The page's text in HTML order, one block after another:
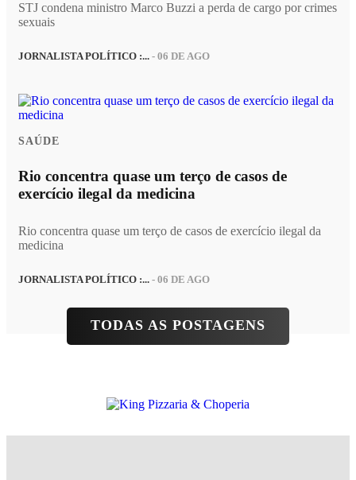
STJ condena ministro Marco Buzzi a perda de cargo por crimes
sexuais
JORNALISTA POLÍTICO :... - 06 DE AGO
SAÚDE
Rio concentra quase um terço de casos de
exercício ilegal da medicina
Rio concentra quase um terço de casos de exercício ilegal da
medicina
JORNALISTA POLÍTICO :... - 06 DE AGO
TODAS AS POSTAGENS